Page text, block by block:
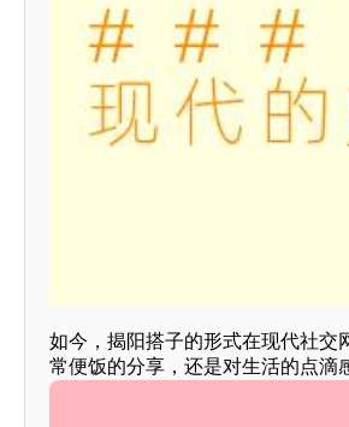
如今，揭阳搭子的形式在现代社交
常便饭的分享，还是对生活的点滴